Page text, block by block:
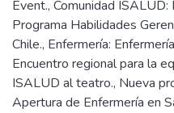
Event., Comunidad
Programa Habilidades
Chile., Enfermería:
Encuentro regional para la
ISALUD al teatro., Nueva
Apertura de Enfermería en